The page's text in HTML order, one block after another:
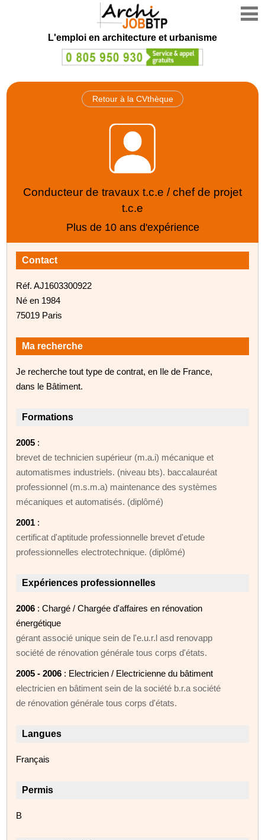
L'emploi en architecture et urbanisme
Retour à la CVthèque
Conducteur de travaux t.c.e / chef de projet
t.c.e
Plus de 10 ans d'expérience
Contact
Réf. AJ1603300922
Né en 1984
75019 Paris
Ma recherche
Je recherche tout type de contrat, en Ile de France,
dans le Bâtiment.
Formations
2005 :
brevet de technicien supérieur (m.a.i) mécanique et
automatismes industriels. (niveau bts). baccalauréat
professionnel (m.s.m.a) maintenance des systèmes
mécaniques et automatisés. (diplômé)
2001 :
certificat d'aptitude professionnelle brevet d'etude
professionnelles electrotechnique. (diplômé)
Expériences professionnelles
2006 : Chargé / Chargée d'affaires en rénovation
énergétique
gérant associé unique sein de l'e.u.r.l asd renovapp
société de rénovation générale tous corps d'états.
2005 - 2006 : Electricien / Electricienne du bâtiment
electricien en bâtiment sein de la société b.r.a société
de rénovation générale tous corps d'états.
Langues
Français
Permis
B